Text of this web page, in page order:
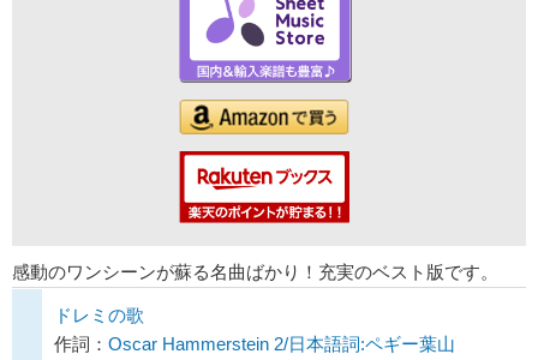
感動のワンシーンが蘇る名曲ばかり！充実のベスト版です。
ドレミの歌
作詞： Oscar Hammerstein 2/日本語詞:ペギー葉山